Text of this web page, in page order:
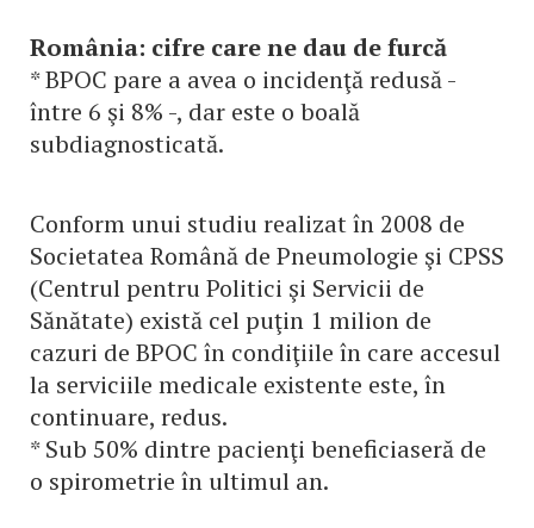
România: cifre care ne dau de furcă
* BPOC pare a avea o incidenţă redusă -
între 6 şi 8% -, dar este o boală
subdiagnosticată.
Conform unui studiu realizat în 2008 de
Societatea Română de Pneumologie şi CPSS
(Centrul pentru Politici şi Servicii de
Sănătate) există cel puţin 1 milion de
cazuri de BPOC în condiţiile în care accesul
la serviciile medicale existente este, în
continuare, redus.
* Sub 50% dintre pacienţi beneficiaseră de
o spirometrie în ultimul an.